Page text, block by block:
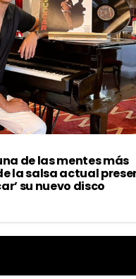
de las mentes más
la salsa actual
su nuevo disco